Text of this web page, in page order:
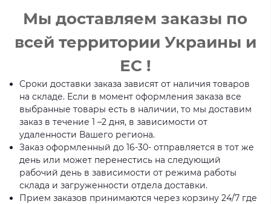
Мы доставляем заказы по
всей территории Украины и
ЕС !
Сроки доставки заказа зависят от наличия товаров
на складе. Если в момент оформления заказа все
выбранные товары есть в наличии, то мы доставим
заказ в течение 1 –2 дня, в зависимости от
удаленности Вашего региона.
Заказ оформленный до 16-30- отправляется в тот же
день или может перенестись на следующий
рабочий день в зависимости от режима работы
склада и загруженности отдела доставки.
Прием заказов принимаются через корзину 24/7 где